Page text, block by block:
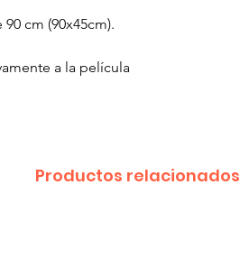
cm (90x45cm).
a la película
Productos relacionados